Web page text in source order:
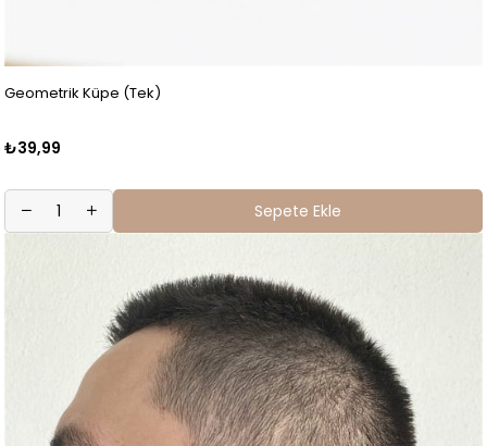
Geometrik Küpe (Tek)
₺39,99
Sepete Ekle